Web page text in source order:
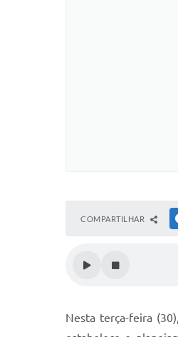
COMPARTILHAR
Nesta terça-feira